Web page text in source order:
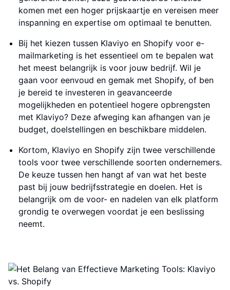
komen met een hoger prijskaartje en vereisen meer
inspanning en expertise om optimaal te benutten.
Bij het kiezen tussen Klaviyo en Shopify voor e-
mailmarketing is het essentieel om te bepalen wat
het meest belangrijk is voor jouw bedrijf. Wil je
gaan voor eenvoud en gemak met Shopify, of ben
je bereid te investeren in geavanceerde
mogelijkheden en potentieel hogere opbrengsten
met Klaviyo? Deze afweging kan afhangen van je
budget, doelstellingen en beschikbare middelen.
Kortom, Klaviyo en Shopify zijn twee verschillende
tools voor twee verschillende soorten ondernemers.
De keuze tussen hen hangt af van wat het beste
past bij jouw bedrijfsstrategie en doelen. Het is
belangrijk om de voor- en nadelen van elk platform
grondig te overwegen voordat je een beslissing
neemt.